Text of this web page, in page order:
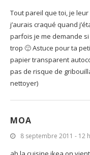
Tout pareil que toi, je
j’aurais craqué quand
parfois je me demande
trop 🙂 Astuce pour ta
papier transparent
pas de risque de
nettoyer)
MOA
8 septembre 2011 - 12